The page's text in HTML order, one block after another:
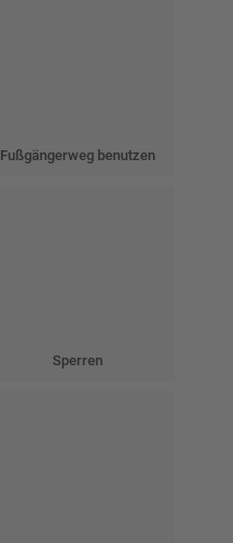
Fußgängerweg benutzen
Sperren